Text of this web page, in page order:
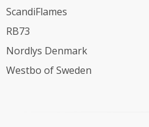
ScandiFlames
RB73
Nordlys Denmark
Westbo of Sweden